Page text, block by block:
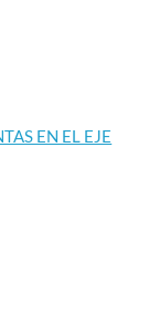
EN EL EJE